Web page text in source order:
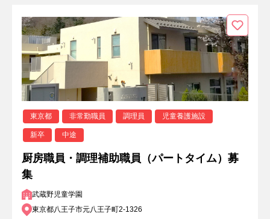
東京都 非常勤職員 調理員 児童養護施設
新卒 中途
厨房職員・調理補助職員（パートタイム）募
集
武蔵野児童学園
東京都八王子市元八王子町2-1326